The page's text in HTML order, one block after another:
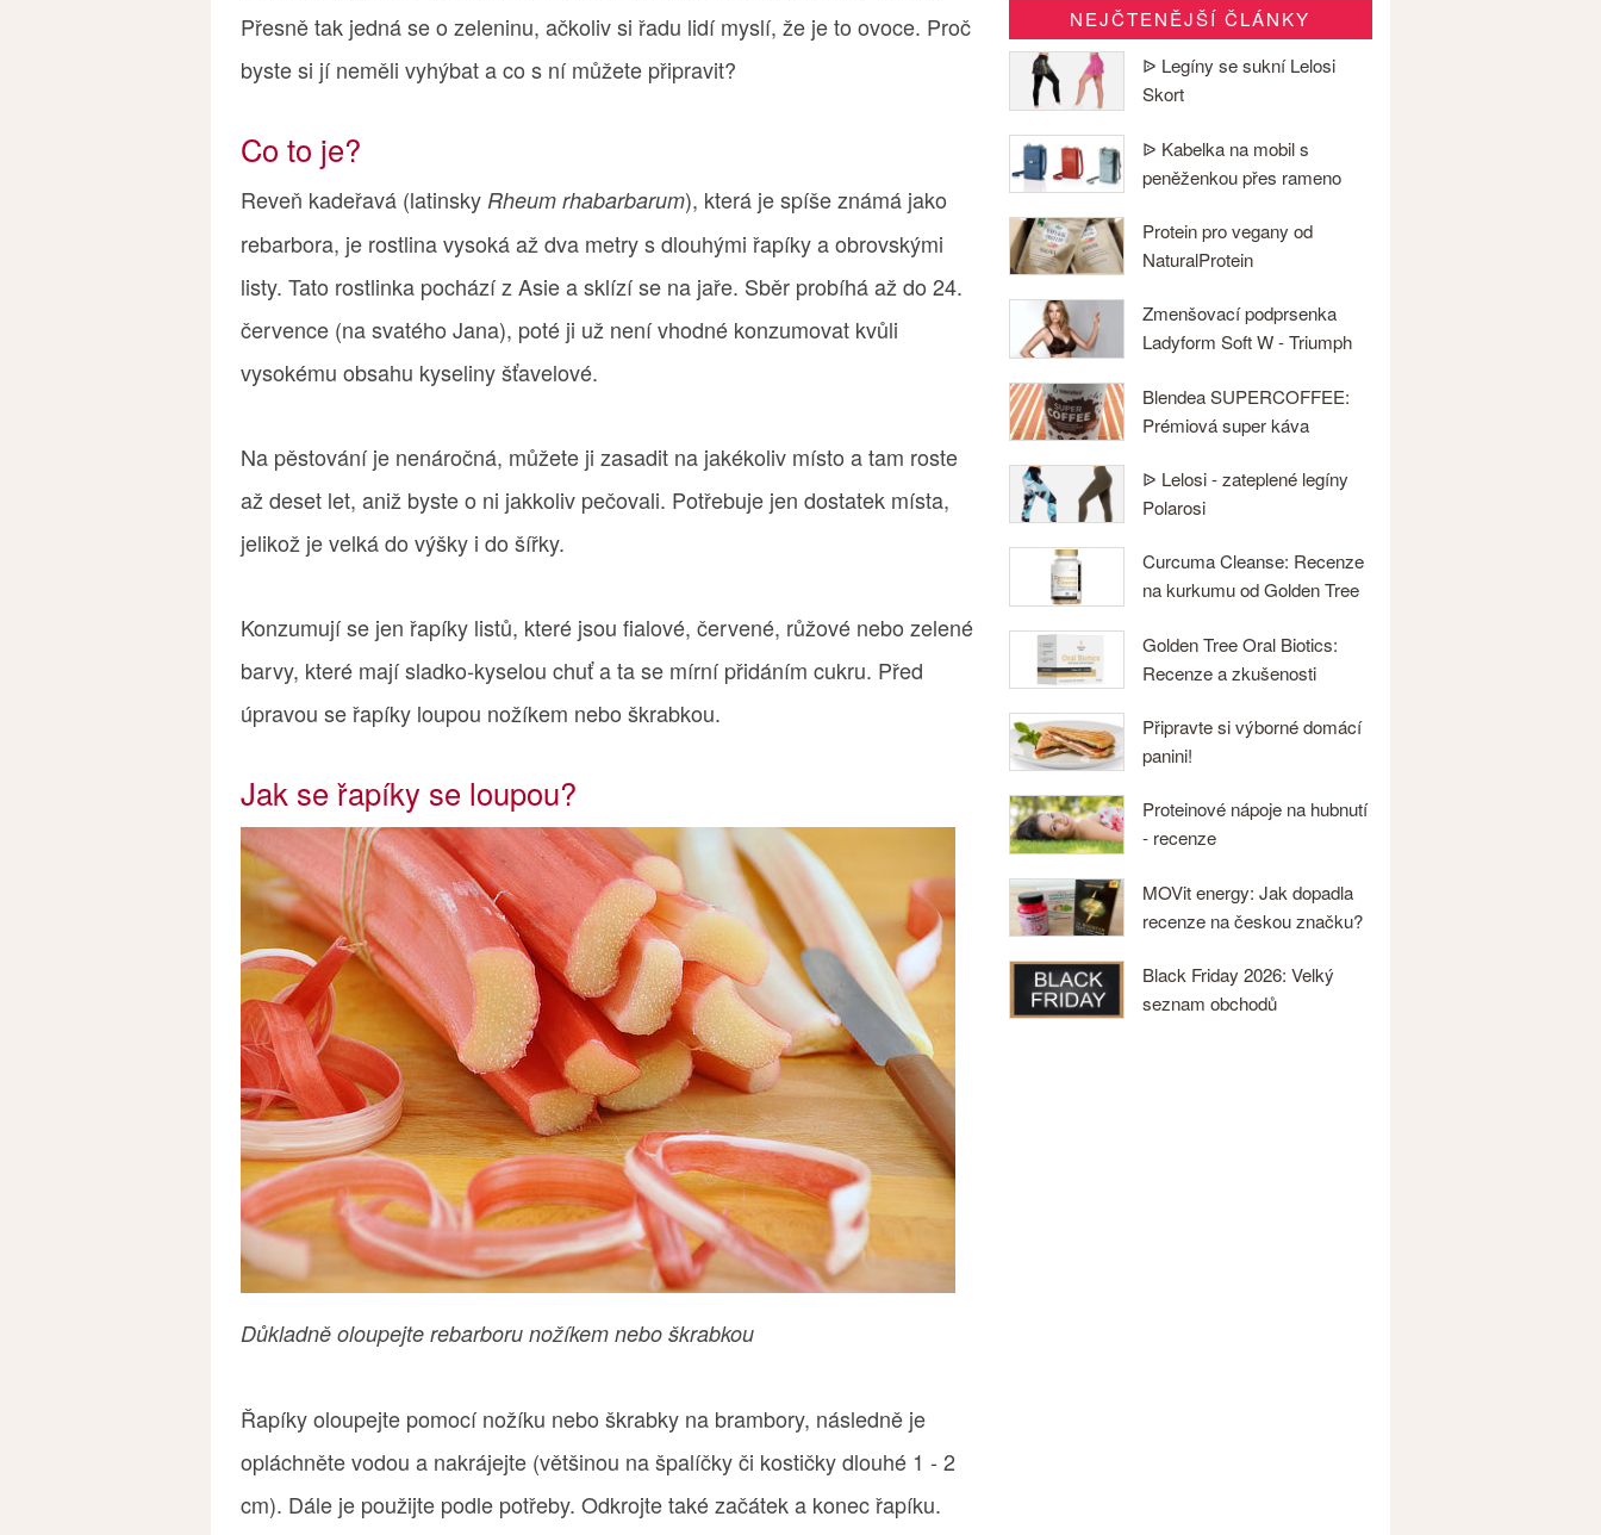
Přesně tak jedná se o zeleninu, ačkoliv si řadu lidí myslí, že je to ovoce. Proč
byste si jí neměli vyhýbat a co s ní můžete připravit?
Co to je?
Reveň kadeřavá (latinsky Rheum rhabarbarum), která je spíše známá jako
rebarbora, je rostlina vysoká až dva metry s dlouhými řapíky a obrovskými
listy. Tato rostlinka pochází z Asie a sklízí se na jaře. Sběr probíhá až do 24.
července (na svatého Jana), poté ji už není vhodné konzumovat kvůli
vysokému obsahu kyseliny šťavelové.
Na pěstování je nenáročná, můžete ji zasadit na jakékoliv místo a tam roste
až deset let, aniž byste o ni jakkoliv pečovali. Potřebuje jen dostatek místa,
jelikož je velká do výšky i do šířky.
Konzumují se jen řapíky listů, které jsou fialové, červené, růžové nebo zelené
barvy, které mají sladko-kyselou chuť a ta se mírní přidáním cukru. Před
úpravou se řapíky loupou nožíkem nebo škrabkou.
Jak se řapíky se loupou?
Důkladně oloupejte rebarboru nožíkem nebo škrabkou
Řapíky oloupejte pomocí nožíku nebo škrabky na brambory, následně je
opláchněte vodou a nakrájejte (většinou na špalíčky či kostičky dlouhé 1 - 2
cm). Dále je použijte podle potřeby. Odkrojte také začátek a konec řapíku.
NEJČTENĚJŠÍ ČLÁNKY
ᐉ Legíny se sukní Lelosi
Skort
ᐉ Kabelka na mobil s
peněženkou přes rameno
Protein pro vegany od
NaturalProtein
Zmenšovací podprsenka
Ladyform Soft W - Triumph
Blendea SUPERCOFFEE:
Prémiová super káva
ᐉ Lelosi - zateplené legíny
Polarosi
Curcuma Cleanse: Recenze
na kurkumu od Golden Tree
Golden Tree Oral Biotics:
Recenze a zkušenosti
Připravte si výborné domácí
panini!
Proteinové nápoje na hubnutí
- recenze
MOVit energy: Jak dopadla
recenze na českou značku?
Black Friday 2026: Velký
seznam obchodů